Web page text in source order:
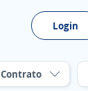
Login
Contrato